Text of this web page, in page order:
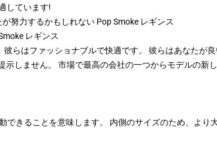
しています!
努力するかもしれない Pop Smoke レギンス
レギンス
らはファッショナブルで快適です。 彼らはあなたが
しません。 市場で最高の会社の一つからモデルの新
きることを意味します。 内側のサイズのため、より